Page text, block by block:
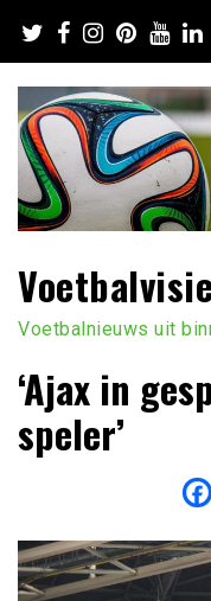
naar
de
inhoud
Voetbalvisie
Voetbalnieuws uit
‘Ajax in
speler’